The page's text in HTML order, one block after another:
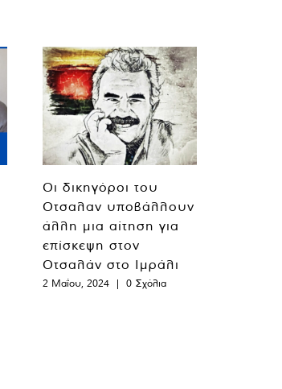
Οι δικηγόροι του
Οτσαλαν υποβάλλουν
άλλη μια αίτηση για
επίσκεψη στον
Οτσαλάν στο Ιμράλι
2 Μαΐου, 2024 | 0 Σχόλια